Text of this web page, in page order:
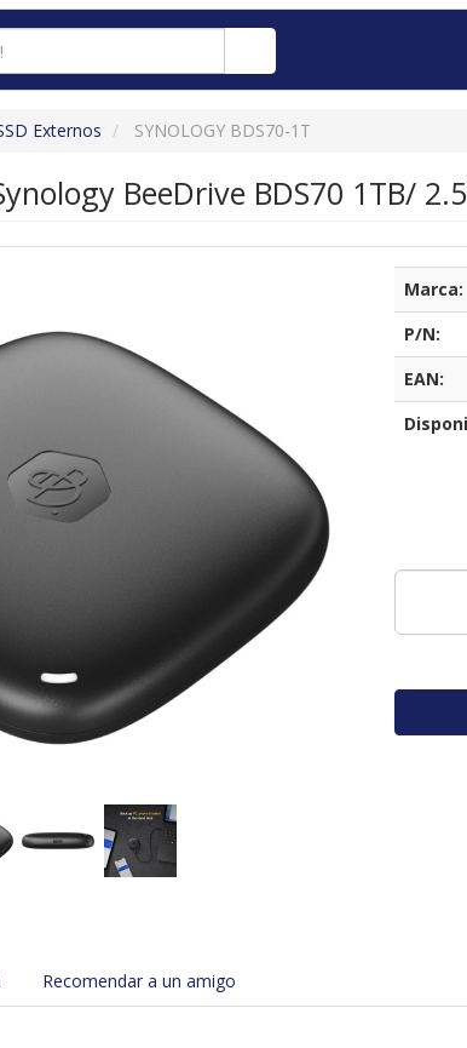
Externos SYNOLOGY BDS70-1T
BeeDrive BDS70 1TB/
Marca:
P/N:
EAN:
Recomendar a un amigo